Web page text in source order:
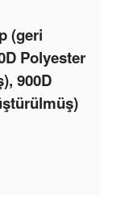
(geri
Polyester
900D